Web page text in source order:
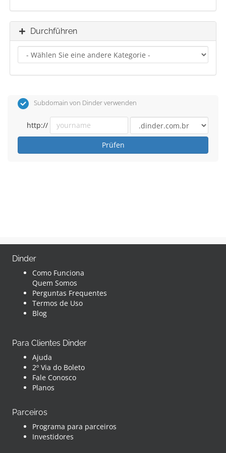
Durchführen
Subdomain von Dinder verwenden
http://
Prüfen
Dinder
Como Funciona
Quem Somos
Perguntas Frequentes
Termos de Uso
Blog
Para Clientes Dinder
Ajuda
2º Via do Boleto
Fale Conosco
Planos
Parceiros
Programa para parceiros
Investidores